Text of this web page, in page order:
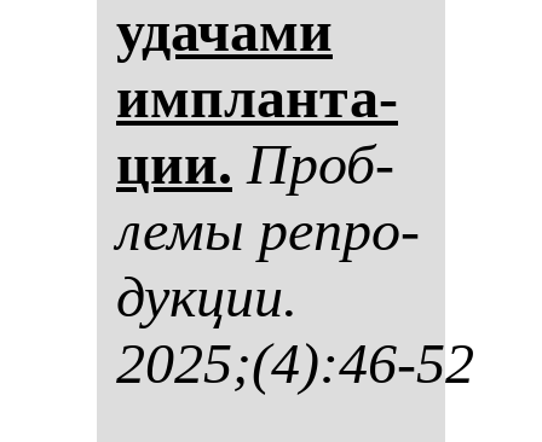
уда­ча­ми
им­план­та­
ции. Проб­
ле­мы реп­ро­
дук­ции.
2025;(4):46-52